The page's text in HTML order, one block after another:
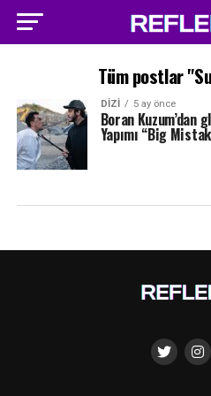
Tüm postlar
DIZI 5 ay önce
Boran Kuzum’dan
Yapımı “Big